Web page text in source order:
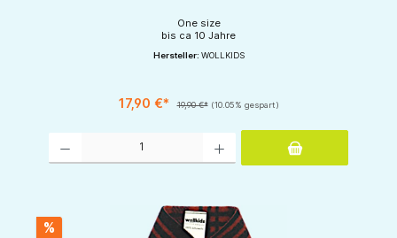
One size
bis ca 10 Jahre
Hersteller: WOLLKIDS
17,90 €* 19,90 €* (10.05% gespart)
%